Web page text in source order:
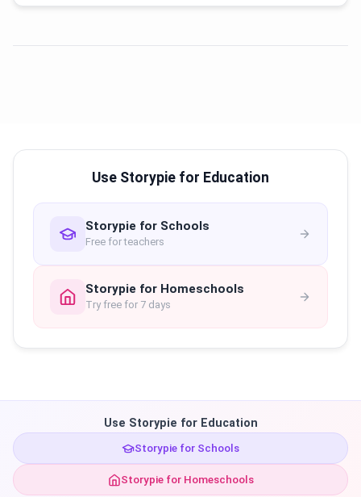
Use Storypie for Education
Storypie for Schools
Free for teachers
Storypie for Homeschools
Try free for 7 days
Use Storypie for Education
Storypie for Schools
Storypie for Homeschools